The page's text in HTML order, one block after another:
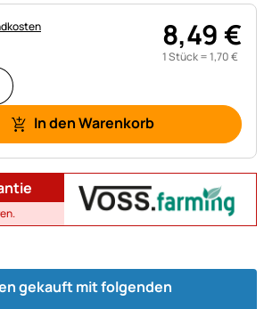
8,49€
1 Stück =1,70€
In den Warenkorb
gekauft mit folgenden